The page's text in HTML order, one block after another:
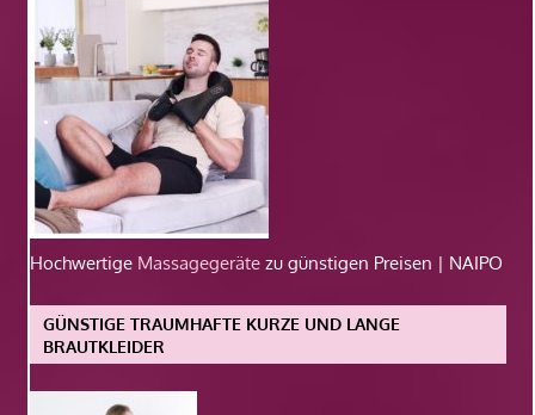
Hochwertige Massagegeräte zu günstigen Preisen | NAIPO
GÜNSTIGE TRAUMHAFTE KURZE UND LANGE
BRAUTKLEIDER